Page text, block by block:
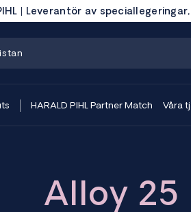
| Leverantör av
HARALD PIHL Partner Match Våra
Alloy 25